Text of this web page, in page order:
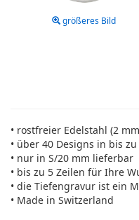
größeres Bild
• rostfreier Edelstahl (2
• über 40 Designs in bis
• nur in S/20 mm lieferbar
• bis zu 5 Zeilen für Ihre
• die Tiefengravur ist ein
• Made in Switzerland